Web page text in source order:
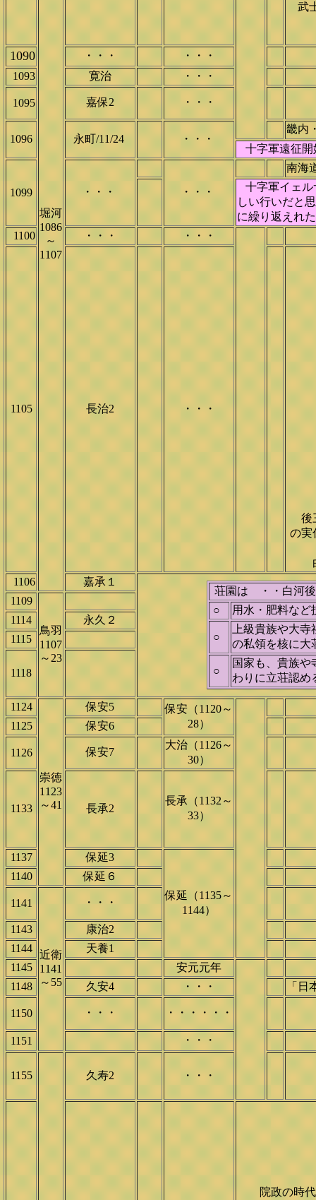
堀河
1086
～
1107
武
1090 ・・・
・・・
1093
寛治 ・・・
1095 嘉保2 ・・・
1096 永町/11/24 ・・・
畿内
十字軍遠征開
1099 ・・・ ・・・
南海
十字軍イェル
しい行いだと
に繰り返えれ
1100
・・・ ・・・
1105 長治2 ・・・
後
の実
1106
嘉承１
荘園は ・・白河
○
用水・肥料など
○
上級貴族や大
の私領を核に大
○
国家も、貴族や
わりに立荘認め
1109
鳥羽
1107
～23
1114
永久２
1115
1118
1124
崇徳
1123
～41
保安5
保安（1120～
28）
1125 保安6
1126 保安7
大治（1126～
30）
1133 長承2
長承（1132～
33）
1137 保延3
保延（1135～
1144）
1140 保延６
1141
近衛
1141
～55
・・・
1143
康治2
1144
天養1
1145
安元元年
1148
久安4 ・・・ 「
1150 ・・・ ・・・・・・
1151 ・・・
1155 久寿2 ・・・
院政の時代